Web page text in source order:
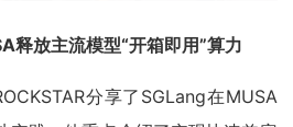
释放主流模型“开箱即用”算力
分享了SGLang在MUSA